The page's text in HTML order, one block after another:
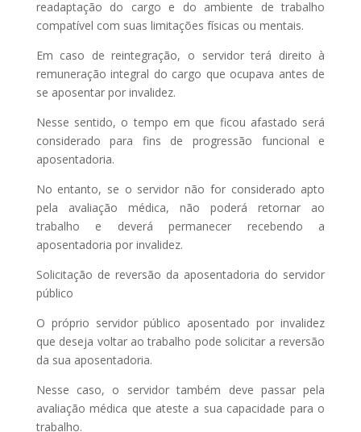
readaptação do cargo e do ambiente de trabalho
compatível com suas limitações físicas ou mentais.
Em caso de reintegração, o servidor terá direito à
remuneração integral do cargo que ocupava antes de
se aposentar por invalidez.
Nesse sentido, o tempo em que ficou afastado será
considerado para fins de progressão funcional e
aposentadoria.
No entanto, se o servidor não for considerado apto
pela avaliação médica, não poderá retornar ao
trabalho e deverá permanecer recebendo a
aposentadoria por invalidez.
Solicitação de reversão da aposentadoria do servidor
público
O próprio servidor público aposentado por invalidez
que deseja voltar ao trabalho pode solicitar a reversão
da sua aposentadoria.
Nesse caso, o servidor também deve passar pela
avaliação médica que ateste a sua capacidade para o
trabalho.